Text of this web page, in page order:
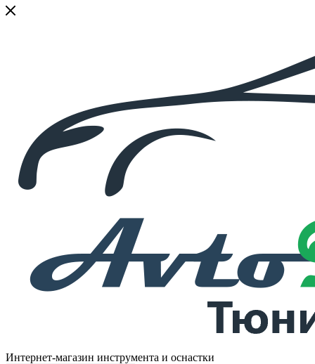
Интернет-магазин инструмента и оснастки